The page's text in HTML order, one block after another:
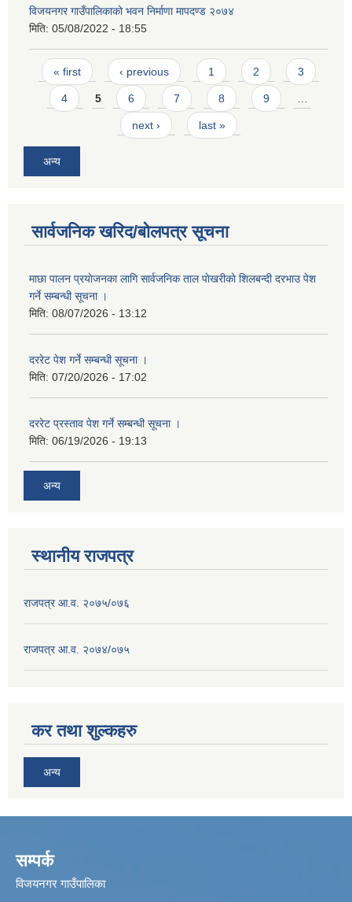
विजयनगर गाउँपालिकाको भवन निर्माणा मापदण्ड २०७४
मिति: 05/08/2022 - 18:55
Pages
« first ‹ previous 1 2 3
4 5 6 7 8 9
next › last »
अन्य
सार्वजनिक खरिद/बोलपत्र सूचना
माछा पालन प्रयाेजनका लागि सार्वजनिक ताल पाेखरीकाे शिलबन्दी दरभाउ पेश
गर्ने सम्बन्धी सूचना ।
मिति: 08/07/2026 - 13:12
दररेट पेश गर्ने सम्बन्धी सूचना ।
मिति: 07/20/2026 - 17:02
दररेट प्रस्ताव पेश गर्ने सम्बन्धी सूचना ।
मिति: 06/19/2026 - 19:13
अन्य
स्थानीय राजपत्र
राजपत्र आ.व. २०७५/०७६
राजपत्र आ.व. २०७४/०७५
कर तथा शुल्कहरु
अन्य
सम्पर्क
विजयनगर गाउँपालिका